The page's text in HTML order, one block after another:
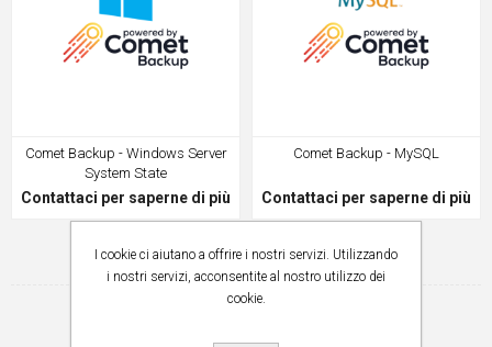
Comet Backup - Windows Server
System State
Contattaci per saperne di più
Comet Backup - MySQL
Contattaci per saperne di più
1 2
I cookie ci aiutano a offrire i nostri servizi. Utilizzando
i nostri servizi, acconsentite al nostro utilizzo dei
cookie.